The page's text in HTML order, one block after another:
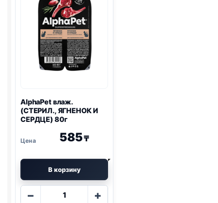
AlphaPet влаж.
(СТЕРИЛ., ЯГНЕНОК И
СЕРДЦЕ) 80г
585₸
В корзину
−
Количество
+